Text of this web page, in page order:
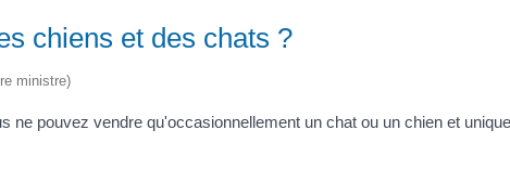
chiens et des chats ?
ministre)
pouvez vendre qu'occasionnellement un chat ou un chien et